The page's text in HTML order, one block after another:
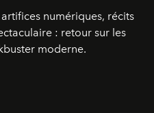
numériques, récits
: retour sur les
moderne.